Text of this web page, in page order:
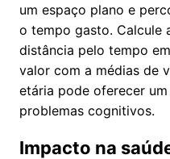
um espaço plano e
o tempo gasto. Calcule
distância pelo tempo
valor com a médias de
etária pode oferecer
problemas cognitivos.
Impacto na